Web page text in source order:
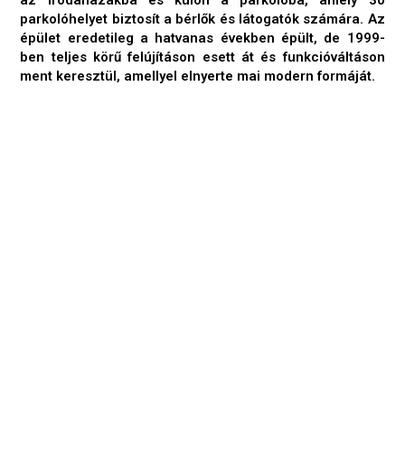
parkolóhelyet biztosít a bérlők és látogatók számára. Az
épület eredetileg a hatvanas években épült, de 1999-
ben teljes körű felújításon esett át és funkcióváltáson
ment keresztül, amellyel elnyerte mai modern formáját.